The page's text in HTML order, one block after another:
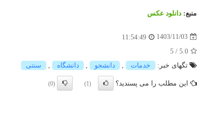
منبع: دانلود عكس
1403/11/03
11:54:49
5.0
/
5
تگهای خبر:
خدمات , دانشجو , دانشگاه , سنتی
این مطلب را می پسندید؟ (1)
(0)